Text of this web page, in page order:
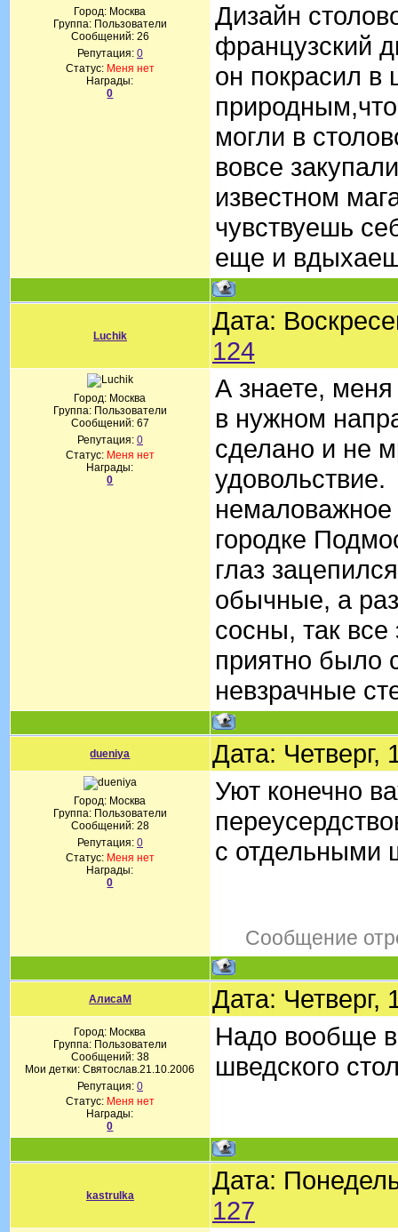
Город: Москва
Группа: Пользователи
Сообщений: 26
Репутация: 0
Статус: Меня нет
Награды:
0
Дизайн
французский
он покрасил в
могли в
вовсе
известном
чувствуешь
еще и
Luchik
Дата:
124
Город: Москва
Группа: Пользователи
Сообщений: 67
Репутация: 0
Статус: Меня нет
Награды:
0
А знаете, меня
в нужном
сделано и не
городке
глаз
обычные, а
сосны, так
приятно было
невзрачные
dueniya Дата:
Город: Москва
Группа: Пользователи
Сообщений: 28
Репутация: 0
Статус: Меня нет
Награды:
0
Уют конечно
с отдельными
Сообщение
АлисаМ Дата:
Город: Москва
Группа: Пользователи
Сообщений: 38
Мои детки: Святослав.21.10.2006
Репутация: 0
Статус: Меня нет
Награды:
0
Надо вообще
шведского
kastrulka
Дата:
127